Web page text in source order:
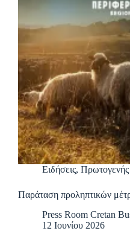
Ειδήσεις,
Παράταση προληπτικών
Press Room Cretan
12 Ιουνίου 2026